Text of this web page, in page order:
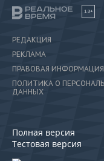
18+
РЕДАКЦИЯ
РЕКЛАМА
ПРАВОВАЯ ИНФОРМАЦИЯ
ПОЛИТИКА О
ДАННЫХ
Полная версия
Тестовая версия